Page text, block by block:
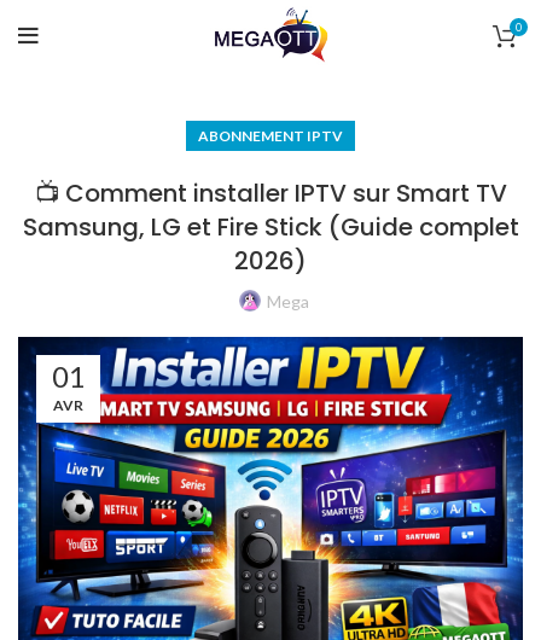
0
ABONNEMENT IPTV
📺 Comment installer IPTV sur Smart TV
Samsung, LG et Fire Stick (Guide complet
2026)
Mega
01
AVR